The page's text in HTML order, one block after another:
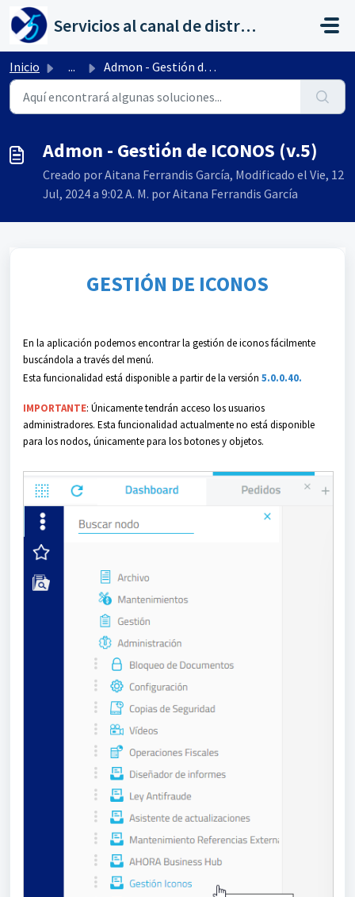
Saltar al contenido principal
Servicios al canal de distribución de AHORA
Inicio ... Admon - Gestión de ICONOS (v.5)
Admon - Gestión de ICONOS (v.5)
Creado por Aitana Ferrandis García, Modificado el Vie, 12
Jul, 2024 a 9:02 A. M. por Aitana Ferrandis García
GESTIÓN DE ICONOS
En la aplicación podemos encontrar la gestión de iconos fácilmente
buscándola a través del menú.
Esta funcionalidad está disponible a partir de la versión 5.0.0.40.
IMPORTANTE: Únicamente tendrán acceso los usuarios
administradores. Esta funcionalidad actualmente no está disponible
para los nodos, únicamente para los botones y objetos.